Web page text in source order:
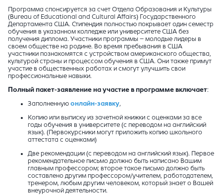
Программа спонсируется за счет Отдела Образования и Культуры
(Bureau of Educational and Cultural Affairs) Государственного
Департамента США. Стипендия полностью покрывает один семестр
обучения в указанном колледже или университете США без
получения диплома. Участники программы – молодые лидеры в
своем обществе на родине. Во время пребывания в США
участники познакомятся с устройством американского общества,
культурой страны и процессом обучения в США. Они также примут
участие в общественных работах и смогут улучшить свои
профессиональные навыки.
Полный пакет-заявление на участие в программе включает:
Заполненную онлайн-заявку,
Копию или выписку из зачетной книжки с оценками за все
годы обучения в университете (с переводом на английский
язык). (Первокурсники могут приложить копию школьного
аттестата с оценками)
Две рекомендации (с переводом на английский язык). Первое
рекомендательное письмо должно быть написано Вашим
главным профессором; второе такое письмо должно быть
составлено другим профессором/учителем, работодателем,
тренером, любым другим человеком, который знает о Вашей
внеурочной деятельности.